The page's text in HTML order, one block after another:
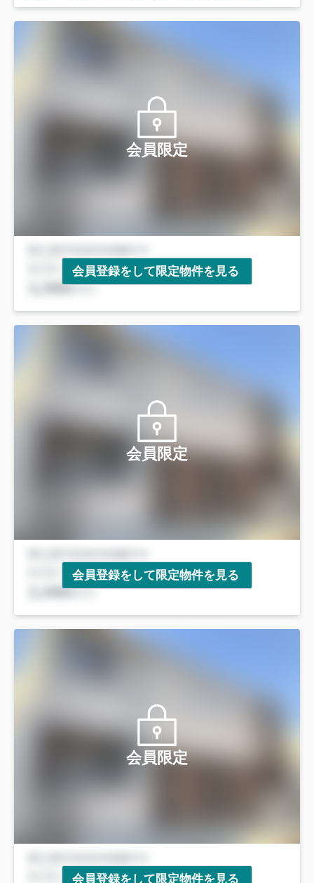
会員限定
会員登録をして限定物件を見る
会員限定
会員登録をして限定物件を見る
会員限定
会員登録をして限定物件を見る